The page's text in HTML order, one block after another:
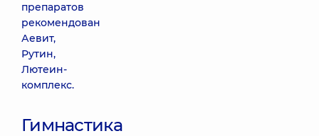
препаратов
рекомендован
Аевит,
Рутин,
Лютеин-
комплекс.
Гимнастика